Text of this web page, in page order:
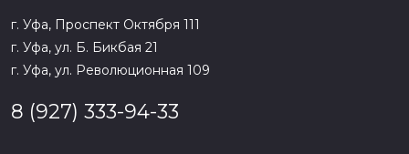
г. Уфа, Проспект Октября 111
г. Уфа, ул. Б. Бикбая 21
г. Уфа, ул. Революционная 109
8 (927) 333-94-33